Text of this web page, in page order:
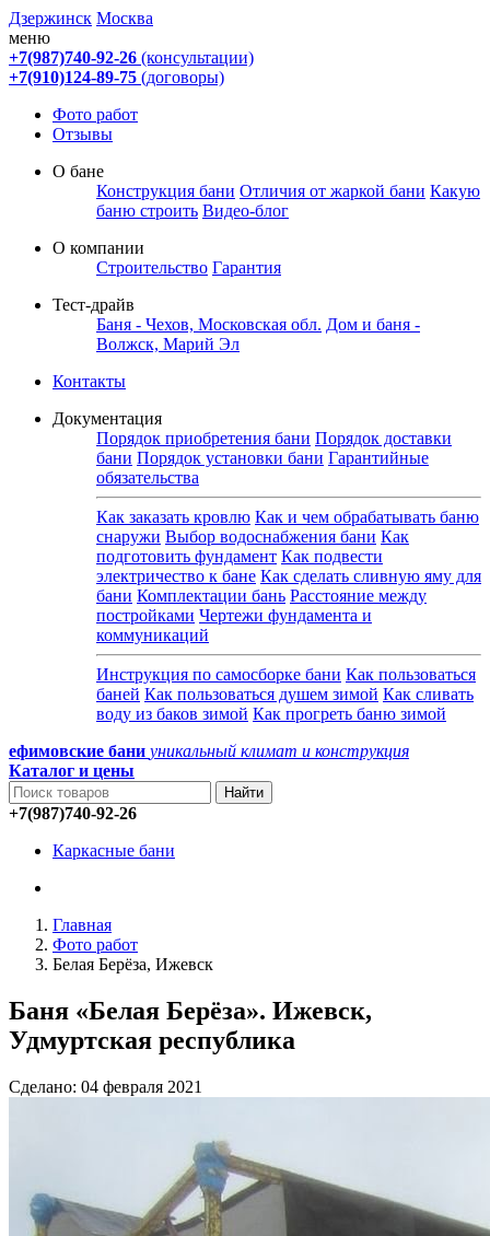
Дзержинск Москва
меню
+7(987)740-92-26 (консультации)
+7(910)124-89-75 (договоры)
Фото работ
Отзывы
О бане
Конструкция бани Отличия от жаркой бани Какую
баню строить Видео-блог
О компании
Строительство Гарантия
Тест-драйв
Баня - Чехов, Московская обл. Дом и баня -
Волжск, Марий Эл
Контакты
Документация
Порядок приобретения бани Порядок доставки
бани Порядок установки бани Гарантийные
обязательства
Как заказать кровлю Как и чем обрабатывать баню
снаружи Выбор водоснабжения бани Как
подготовить фундамент Как подвести
электричество к бане Как сделать сливную яму для
бани Комплектации бань Расстояние между
постройками Чертежи фундамента и
коммуникаций
Инструкция по самосборке бани Как пользоваться
баней Как пользоваться душем зимой Как сливать
воду из баков зимой Как прогреть баню зимой
ефимовские бани уникальный климат и конструкция
Каталог и цены
+7(987)740-92-26
Каркасные бани
Главная
Фото работ
Белая Берёза, Ижевск
Баня «Белая Берёза». Ижевск,
Удмуртская республика
Сделано: 04 февраля 2021